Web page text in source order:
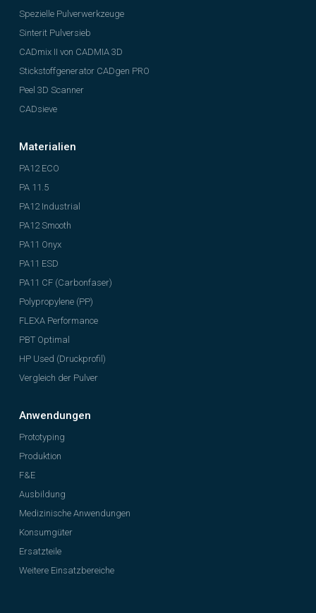
Spezielle Pulverwerkzeuge
Sinterit Pulversieb
CADmix II von CADMIA 3D
Stickstoffgenerator CADgen PRO
Peel 3D Scanner
CADsieve
Materialien
PA12 ECO
PA 11.5
PA12 Industrial
PA12 Smooth
PA11 Onyx
PA11 ESD
PA11 CF (Carbonfaser)
Polypropylene (PP)
FLEXA Performance
PBT Optimal
HP Used (Druckprofil)
Vergleich der Pulver
Anwendungen
Prototyping
Produktion
F&E
Ausbildung
Medizinische Anwendungen
Konsumgüter
Ersatzteile
Weitere Einsatzbereiche